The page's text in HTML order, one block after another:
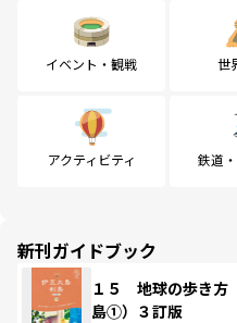
イベント・観戦 世
アクティビティ 鉄道
新刊ガイドブック
１５ 地球の歩き
島①）３訂版